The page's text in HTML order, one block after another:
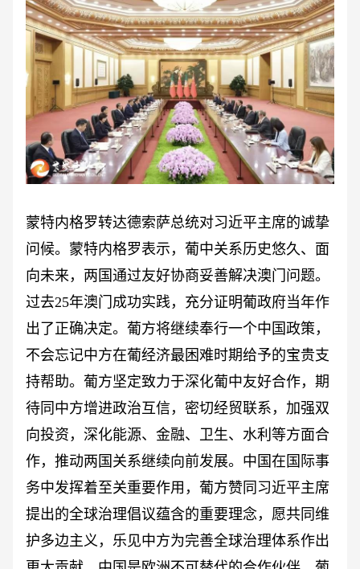
蒙特内格罗转达德索萨总统对习近平主席的诚挚
问候。蒙特内格罗表示，葡中关系历史悠久、面
向未来，两国通过友好协商妥善解决澳门问题。
过去25年澳门成功实践，充分证明葡政府当年作
出了正确决定。葡方将继续奉行一个中国政策，
不会忘记中方在葡经济最困难时期给予的宝贵支
持帮助。葡方坚定致力于深化葡中友好合作，期
待同中方增进政治互信，密切经贸联系，加强双
向投资，深化能源、金融、卫生、水利等方面合
作，推动两国关系继续向前发展。中国在国际事
务中发挥着至关重要作用，葡方赞同习近平主席
提出的全球治理倡议蕴含的重要理念，愿共同维
护多边主义，乐见中方为完善全球治理体系作出